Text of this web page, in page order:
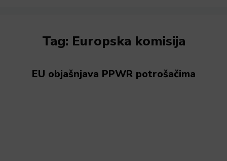
Tag: Europska komisija
EU objašnjava PPWR potrošačima